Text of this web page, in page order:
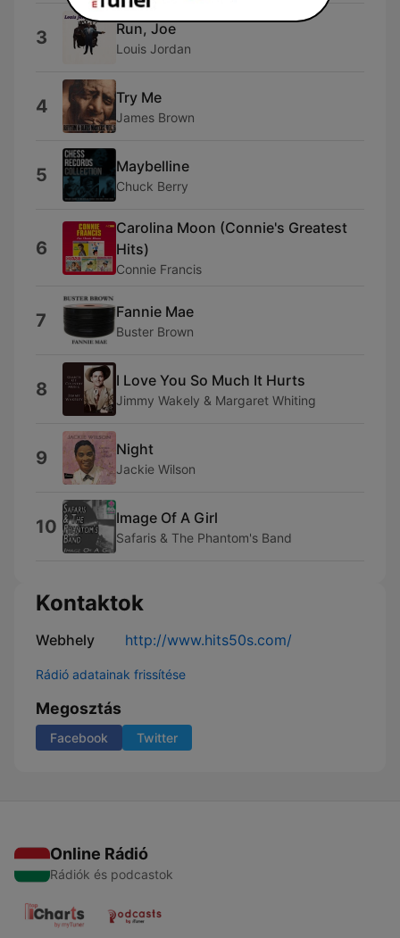
3 Run, Joe
Louis Jordan
4 Try Me
James Brown
5 Maybelline
Chuck Berry
6
Carolina Moon (Connie's Greatest
Hits)
Connie Francis
7 Fannie Mae
Buster Brown
8 I Love You So Much It Hurts
Jimmy Wakely & Margaret Whiting
9 Night
Jackie Wilson
10 Image Of A Girl
Safaris & The Phantom's Band
Kontaktok
Webhely http://www.hits50s.com/
Rádió adatainak frissítése
Megosztás
Facebook Twitter
Online Rádió
Rádiók és podcastok